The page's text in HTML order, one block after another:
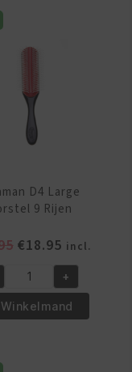
D4 Large
9 Rijen
Oorspronkelijke
was:
€19.95.
€18.95Huidige
prijs
is:
€18.95.
incl.
+